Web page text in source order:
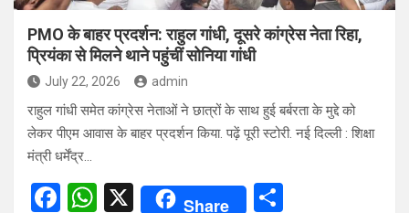
PMO के बाहर प्रदर्शन: राहुल गांधी, दूसरे कांग्रेस नेता रिहा,
प्रियंका से मिलने थाने पहुंचीं सोनिया गांधी
July 22, 2026 admin
राहुल गांधी समेत कांग्रेस नेताओं ने छात्रों के साथ हुई बर्बरता के मुद्दे को
लेकर पीएम आवास के बाहर प्रदर्शन किया. पढ़ें पूरी स्टोरी. नई दिल्ली : शिक्षा
मंत्री धर्मेंद्र…
F
W X Share